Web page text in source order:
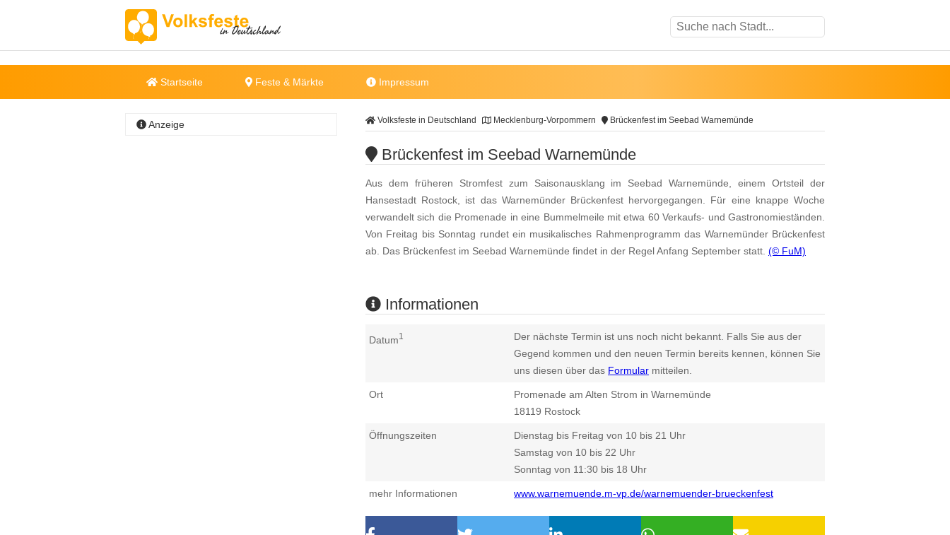
Startseite Feste & Märkte Impressum
Volksfeste in Deutschland Mecklenburg-Vorpommern Brückenfest im Seebad Warnemünde
Brückenfest im Seebad Warnemünde
Aus dem früheren Stromfest zum Saisonausklang im Seebad Warnemünde, einem Ortsteil der
Hansestadt Rostock, ist das Warnemünder Brückenfest hervorgegangen. Für eine knappe Woche
verwandelt sich die Promenade in eine Bummelmeile mit etwa 60 Verkaufs- und Gastronomieständen.
Von Freitag bis Sonntag rundet ein musikalisches Rahmenprogramm das Warnemünder Brückenfest
ab. Das Brückenfest im Seebad Warnemünde findet in der Regel Anfang September statt. (© FuM)
Informationen
Datum1
Der nächste Termin ist uns noch nicht bekannt. Falls Sie aus der
Gegend kommen und den neuen Termin bereits kennen, können Sie
uns diesen über das Formular mitteilen.
Ort
Promenade am Alten Strom in Warnemünde
18119 Rostock
Öffnungszeiten
Dienstag bis Freitag von 10 bis 21 Uhr
Samstag von 10 bis 22 Uhr
Sonntag von 11:30 bis 18 Uhr
mehr Informationen www.warnemuende.m-vp.de/warnemuender-brueckenfest
Anzeige